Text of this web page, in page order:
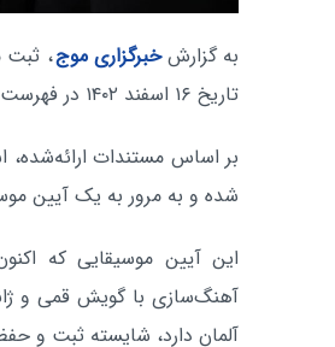
به گزارشخبرگزاری موج
تاریخ ۱۶ اسفند ۱۴۰۲ در فهرست میراث ناملموس ملی کشور ثبت شده است.
بر اساس مستندات ارائه‌شده،
شده و به مرور به یک آیین
این آیین موسیقایی که
آهنگ‌سازی با گویش قمی و
آلمان دارد، شایسته ثبت و